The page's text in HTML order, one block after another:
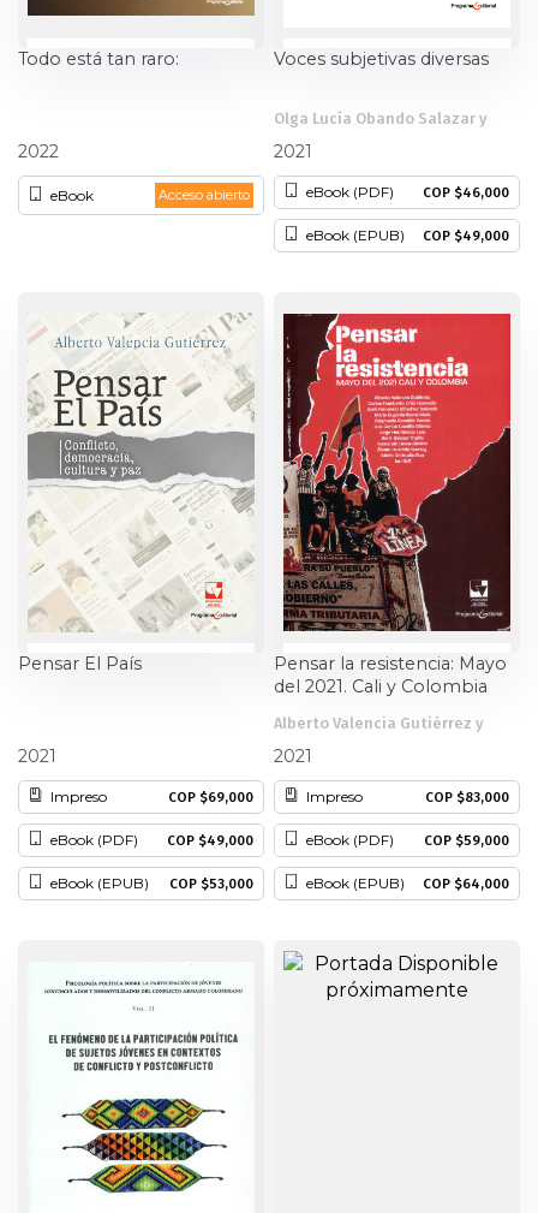
Género
Historia
Lenguas
Literatura
Matemáticas
Medicina
Medioambiente
Música
Narcotráfico
Periodismo
Política y gobierno
Posconflicto
Violencia
Todo está tan raro:
2022
eBook Acceso abierto
Voces subjetivas diversas
Olga Lucía Obando Salazar y
2021
eBook (PDF) COP $46,000
eBook (EPUB) COP $49,000
Pensar El País
2021
eBook (PDF) COP $49,000
eBook (EPUB) COP $53,000
Impreso COP $69,000
Pensar la resistencia: Mayo
del 2021. Cali y Colombia
Alberto Valencia Gutiérrez y
2021
eBook (PDF) COP $59,000
eBook (EPUB) COP $64,000
Impreso COP $83,000